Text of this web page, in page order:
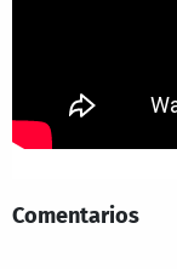
Comentarios